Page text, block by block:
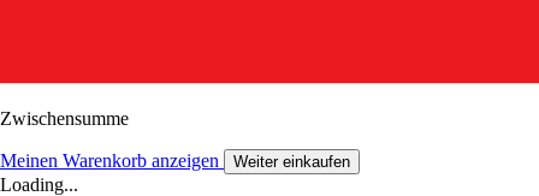
Zwischensumme
Meinen Warenkorb anzeigen Weiter einkaufen
Loading...